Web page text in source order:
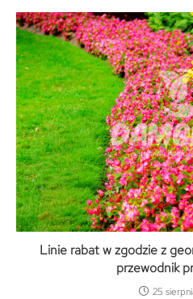
Linie rabat w zgodzie z
przewodnik
25